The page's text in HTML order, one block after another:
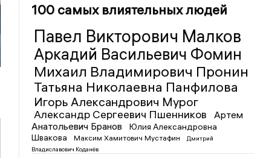
100 самых влиятельных людей
Павел Викторович Малков
Аркадий Васильевич Фомин
Михаил Владимирович Пронин
Татьяна Николаевна Панфилова
Игорь Александрович Мурог
Александр Сергеевич Пшенников
Артем
Анатольевич Бранов
Юлия Александровна
Швакова
Максим Хамитович Мустафин
Дмитрий
Владиславович Коданёв